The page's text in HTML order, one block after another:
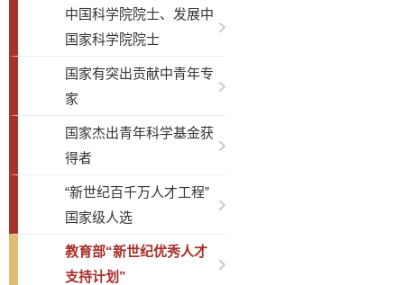
中国科学院院士、发展中
国家科学院院士
国家有突出贡献中青年专
家
国家杰出青年科学基金获
得者
“新世纪百千万人才工程”
国家级人选
教育部“新世纪优秀人才
支持计划”